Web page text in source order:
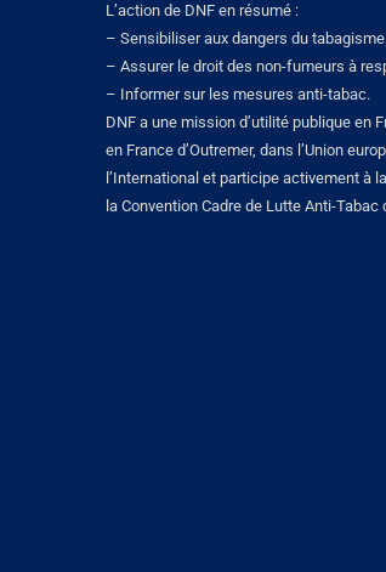
L’action de DNF en résumé :
– Sensibiliser aux dangers du tabagisme
– Assurer le droit des non-fumeurs à
– Informer sur les mesures anti-tabac.
DNF a une mission d’utilité publique en
en France d’Outremer, dans l’Union
l’International et participe activement à
la Convention Cadre de Lutte Anti-Tabac